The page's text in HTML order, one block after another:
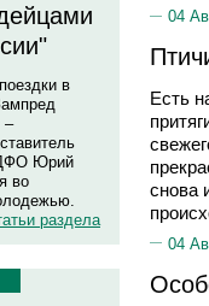
в
–
Юрий
во
раздела
04
Есть
снова
04